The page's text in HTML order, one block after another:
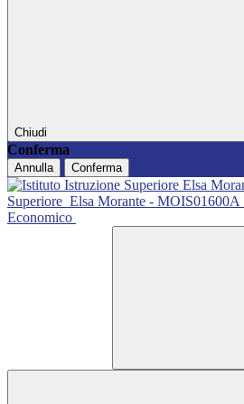
Chiudi
Conferma
Annulla Conferma
Superiore Elsa Morante - MOIS01600A
Economico